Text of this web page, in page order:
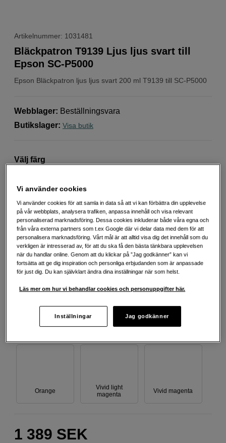
Artikelnummer: 1031481
Epson Bläckpatron ljus ljus svart 200 ml T9139 till SC-P5000
Bläckpatron T9139 Ljus ljus svart till
Epson SC-P5000
Webblager: Beställningsvara
Butikslager: Visa butik
Välj färg
Foto black Grön
Gul
Lila
Ljus cyan
Ljus ljus svart Ljus svart Matt svart
Orange
Vivid light
magenta
Vivid magenta
1 389 SEK
Vi använder cookies
Vi använder cookies för att samla in data så att vi kan förbättra din upplevelse
på vår webbplats, analysera trafiken, anpassa innehåll och visa relevant
personaliserad marknadsföring. Dessa cookies inkluderar både våra egna och
från våra externa partners som t.ex Google där vi delar data med dem för att
personalisera marknadsföring. Vårt mål är att alltid visa dig det innehåll som du
verkligen är intresserad av, för att du ska få den bästa tänkbara upplevelsen
när du handlar online. Genom att du klickar på ”Jag godkänner” kan vi
fortsätta att ge dig inspiration och personliga erbjudanden som är anpassade
för just dig. Du kan självklart ändra dina inställningar när som helst.
Läs mer om hur vi behandlar cookies och personuppgifter här.
Inställningar Jag godkänner